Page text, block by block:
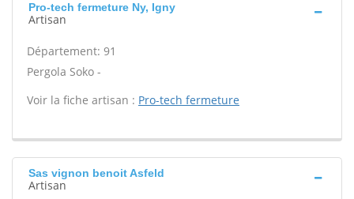
Pro-tech fermeture Ny, Igny
Artisan
Département: 91
Pergola Soko -
Voir la fiche artisan : Pro-tech fermeture
Sas vignon benoit Asfeld
Artisan